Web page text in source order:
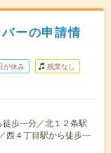
ーの申請情
が休み 残業なし
歩---分／北１２条駅
西４丁目駅から徒歩---